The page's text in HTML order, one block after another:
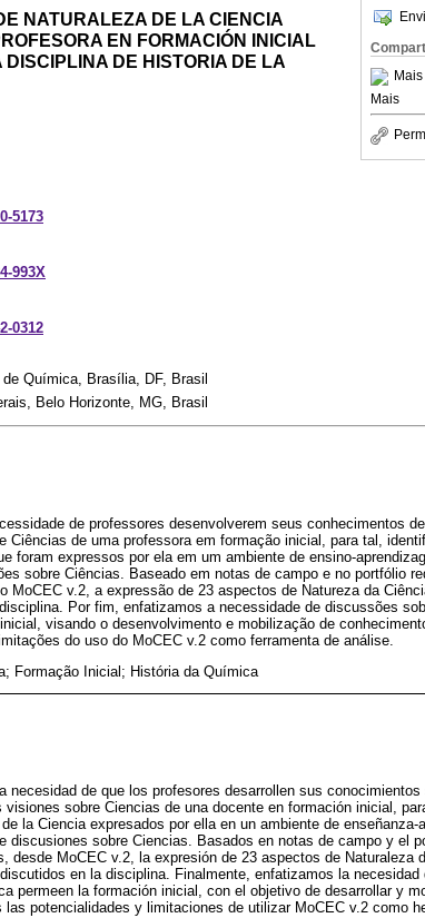
Mais
Mais
NATURALEZA DE LA CIENCIA
EN FORMACIÓN INICIAL
DE HISTORIA DE LA
5173
993X
0312
Química, Brasília, DF, Brasil
Belo Horizonte, MG, Brasil
de professores desenvolverem seus conhecimentos
Ciências de uma professora em formação inicial, para tal,
foram expressos por ela em um ambiente de ensino-
sobre Ciências. Baseado em notas de campo e no portfólio
MoCEC v.2, a expressão de 23 aspectos de Natureza da
Por fim, enfatizamos a necessidade de discussões
visando o desenvolvimento e mobilização de
do uso do MoCEC v.2 como ferramenta de análise.
Formação Inicial; História da Química
necesidad de que los profesores desarrollen sus
sobre Ciencias de una docente en formación inicial,
la Ciencia expresados por ella en un ambiente de enseñanza-
discusiones sobre Ciencias. Basados en notas de campo y el
desde MoCEC v.2, la expresión de 23 aspectos de Naturaleza
en la disciplina. Finalmente, enfatizamos la
permeen la formación inicial, con el objetivo de desarrollar y
potencialidades y limitaciones de utilizar MoCEC v.2 como